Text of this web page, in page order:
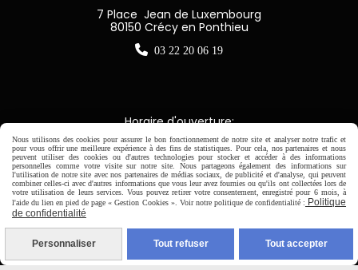
7 Place Jean de Luxembourg
80150 Crécy en Ponthieu
 03 22 20 06 19
Horaire d'ouverture:
Du Mardi au Samedi de
9H00 - 12H30 / 14H00-18H30

CB Crédit Agricole
Nous utilisons des cookies pour assurer le bon fonctionnement de notre site et analyser notre trafic et
pour vous offrir une meilleure expérience à des fins de statistiques. Pour cela, nos partenaires et nous
peuvent utiliser des cookies ou d'autres technologies pour stocker et accéder à des informations
personnelles comme votre visite sur notre site. Nous partageons également des informations sur
l'utilisation de notre site avec nos partenaires de médias sociaux, de publicité et d'analyse, qui peuvent
combiner celles-ci avec d'autres informations que vous leur avez fournies ou qu'ils ont collectées lors de
votre utilisation de leurs services. Vous pouvez retirer votre consentement, enregistré pour 6 mois, à
l'aide du lien en pied de page « Gestion Cookies ». Voir notre politique de confidentialité : Politique
de confidentialité
Personnaliser Tout refuser Tout accepter